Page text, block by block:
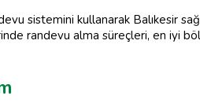
sistemini kullanarak Balıkesir
randevu alma süreçleri, en iyi